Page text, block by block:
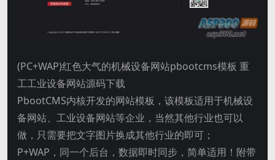
(PC+WAP)红色大气的机械设备网站pbootcms模板 重
工工业设备网站源码下载
PbootCMS内核开发的网站模板，该模板适用于机械设
备网站、工业设备网站等企业，当然其他行业也可以
做，只需要把文字图片换成其他行业的即可；
P+WAP，同一个后台，数据即时同步，简单适用！附带